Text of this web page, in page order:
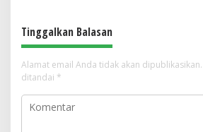
Tinggalkan Balasan
Alamat email Anda tidak akan dipublikasikan.
ditandai *